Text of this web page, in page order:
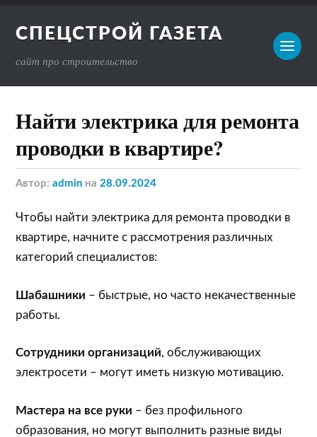
СПЕЦСТРОЙ ГАЗЕТА
сайт про строительство
Найти электрика для ремонта
проводки в квартире?
Автор:admin на28.09.2024
Чтобы найти электрика для ремонта проводки в
квартире, начните с рассмотрения различных
категорий специалистов:
Шабашники – быстрые, но часто некачественные
работы.
Сотрудники организаций, обслуживающих
электросети – могут иметь низкую мотивацию.
Мастера на все руки – без профильного
образования, но могут выполнить разные виды